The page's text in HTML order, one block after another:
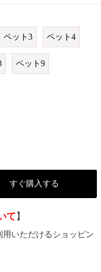
ペット3 ペット4
ペット9
すぐ購入する
て 】
いただけるショッピン